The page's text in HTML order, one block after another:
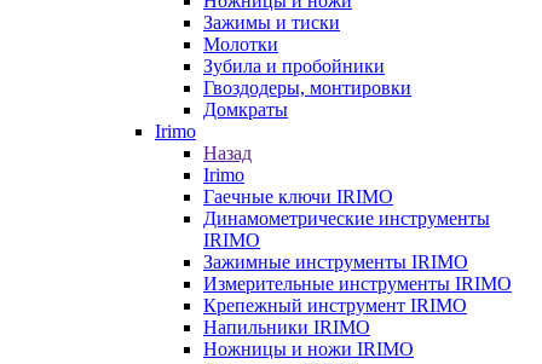
Зажимы и тиски
Молотки
Зубила и пробойники
Гвоздодеры, монтировки
Домкраты
Irimo
Назад
Irimo
Гаечные ключи IRIMO
Динамометрические инструменты
IRIMO
Зажимные инструменты IRIMO
Измерительные инструменты IRIMO
Крепежный инструмент IRIMO
Напильники IRIMO
Ножницы и ножи IRIMO